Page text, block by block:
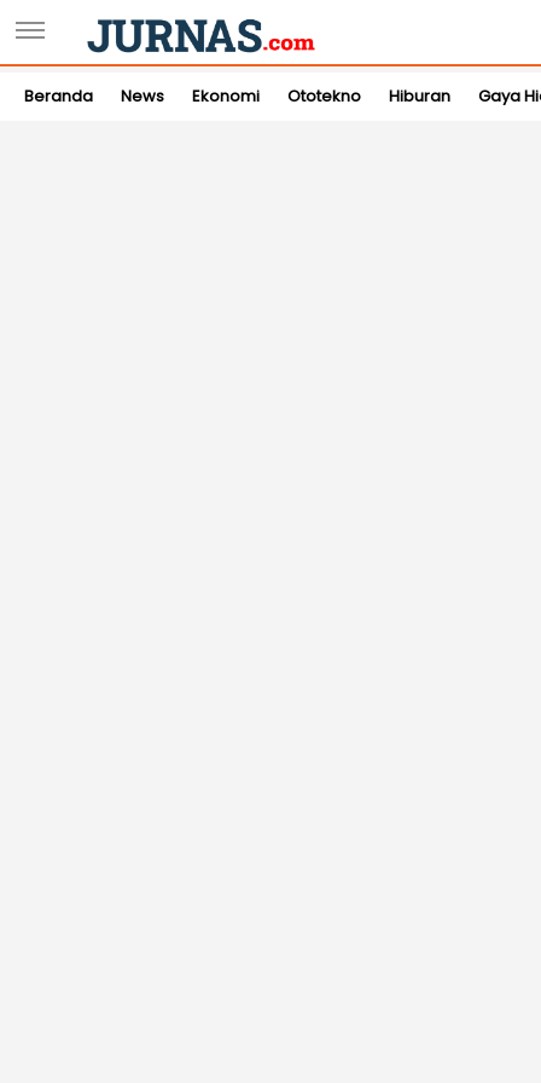
Beranda News Ekonomi Ototekno Hiburan Gaya